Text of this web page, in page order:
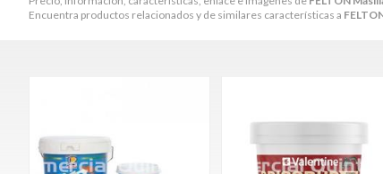
Encuentra productos relacionados y de similares características a